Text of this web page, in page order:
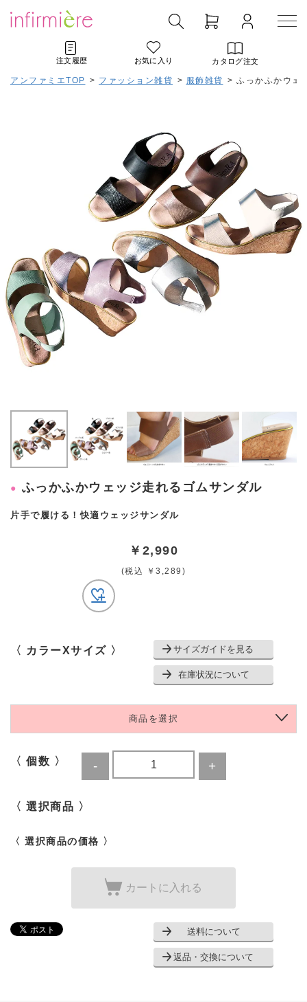
注文履歴 お気に入り カタログ注文
アンファミエTOP > ファッション雑貨 > 服飾雑貨 > ふっかふかウェ
ふっかふかウェッジ走れるゴムサンダル
片手で履ける！快適ウェッジサンダル
￥2,990
(税込 ￥3,289)
〈 カラーXサイズ 〉 サイズガイドを見る
在庫状況について
商品を選択
〈 個数 〉
〈 選択商品 〉
〈 選択商品の価格 〉
カートに入れる
送料について
返品・交換について